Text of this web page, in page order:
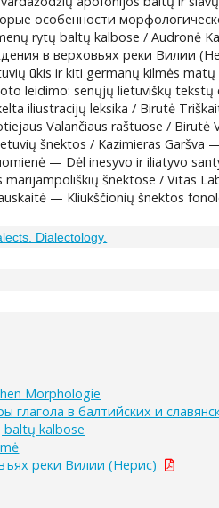
особенности
rytų baltų kalbose / Audronė
в верховьях реки Вилии
ūkis ir kiti germanų kilmės
leidimo: senųjų lietuviškų
iliustracijų leksika / Birutė
Valančiaus raštuose / Birutė
šnektos / Kazimieras
— Dėl inesyvo ir iliatyvo
šnektose / Vitas
— Kliukščionių šnektos
Dialectology.
Morphologie
в балтийских и
baltų kalbose
реки Вилии (Нерис)